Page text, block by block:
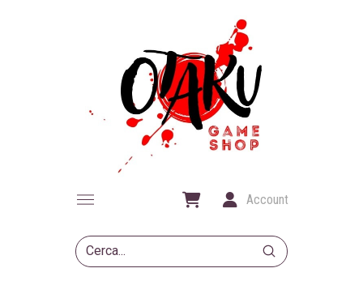
Account
Search
Submit